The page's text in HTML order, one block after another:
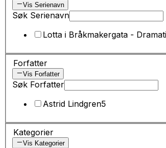
Vis Serienavn
Søk Serienavn
Lotta i Bråkmakergata -
Forfatter
Vis Forfatter
Søk Forfatter
Astrid Lindgren5
Kategorier
Vis Kategorier